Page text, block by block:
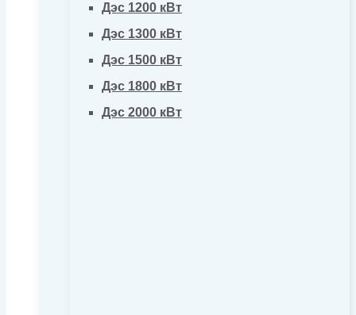
Дэс 1200 кВт
Дэс 1300 кВт
Дэс 1500 кВт
Дэс 1800 кВт
Дэс 2000 кВт